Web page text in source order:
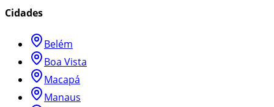
Cidades
Belém
Boa Vista
Macapá
Manaus